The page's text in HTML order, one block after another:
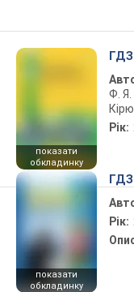
показати
обкладинку
ГДЗ
Ф. Я.
Рік:
показати
обкладинку
ГДЗ
Рік: